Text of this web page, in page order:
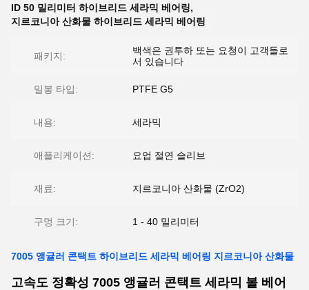
ID 50 밀리미터 하이브리드 세라믹 베어링,
지르코니아 산화물 하이브리드 세라믹 베어링
패키지:
백색은 권투하 또는 요청이 고객들로
서 있습니다
밀봉 타입: PTFE G5
내용: 세라믹
애플리케이션: 요업 절연 슬리브
재료: 지르코니아 산화물 (ZrO2)
구멍 크기: 1 - 40 밀리미터
7005 앵귤러 콘택트 하이브리드 세라믹 베어링 지르코니아 산화물
고속도 정확성 7005 앵귤러 콘택트 세라믹 볼 베어